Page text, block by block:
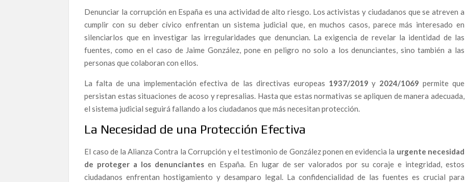
El Caso Acayro: ¿Prevaricación o Venganza Judicial contra un Juez Anticorrupción?
Promesas quemadas: la hipocresía del PSOE frente al fuego que devora España
Santos Cerdán, en el ojo del huracán: Las grabaciones del «Caso Koldo» apuntan a una presunta financiación
ilegal del PSOE
‘Enchufismo’ Institucionalizado en la FAFFE: Vínculos Políticos y Familiares Bajo la Lupa Judicial en
Andalucía
Santos Cerdán en el Caso Ábalos: La «Pieza Clave» Bajo el Foco Judicial
AUDIOS BOMBA: ¿Un plan desde Ferraz para derribar a la UCO?
Recordando a Dante Alighieri: Poesía, Exilio y el Infierno de la Indiferencia
Denunciar la corrupción en España es una actividad de alto riesgo. Los activistas y ciudadanos que se atreven a
cumplir con su deber cívico enfrentan un sistema judicial que, en muchos casos, parece más interesado en
silenciarlos que en investigar las irregularidades que denuncian. La exigencia de revelar la identidad de las
fuentes, como en el caso de Jaime González, pone en peligro no solo a los denunciantes, sino también a las
personas que colaboran con ellos.
La falta de una implementación efectiva de las directivas europeas 1937/2019 y 2024/1069 permite que
persistan estas situaciones de acoso y represalias. Hasta que estas normativas se apliquen de manera adecuada,
el sistema judicial seguirá fallando a los ciudadanos que más necesitan protección.
La Necesidad de una Protección Efectiva
El caso de la Alianza Contra la Corrupción y el testimonio de González ponen en evidencia la urgente necesidad
de proteger a los denunciantes en España. En lugar de ser valorados por su coraje e integridad, estos
ciudadanos enfrentan hostigamiento y desamparo legal. La confidencialidad de las fuentes es crucial para